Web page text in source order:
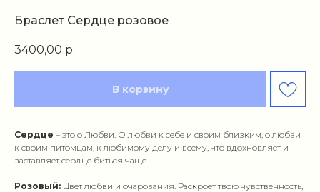
Браслет Сердце розовое
3400,00 р.
В корзину
Сердце – это о Любви. О любви к себе и своим близким, о любви
к своим питомцам, к любимому делу и всему, что вдохновляет и
заставляет сердце биться чаще.
Розовый: Цвет любви и очарования. Раскроет твою чувственность,